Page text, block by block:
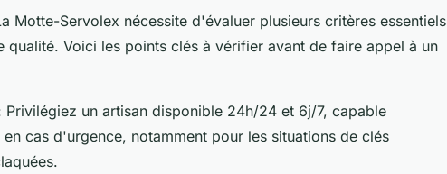
Motte-Servolex nécessite d'évaluer plusieurs critères essentiels
qualité. Voici les points clés à vérifier avant de faire appel à un
Privilégiez un artisan disponible 24h/24 et 6j/7, capable
cas d'urgence, notamment pour les situations de clés